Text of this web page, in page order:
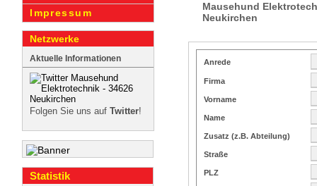
Mausehund
Neukirchen
Anrede
Firma
Vorname
Name
Zusatz (z.B. Abteilung)
Straße
PLZ
Impressum
Netzwerke
Aktuelle Informationen
Folgen Sie uns auf Twitter!
Statistik